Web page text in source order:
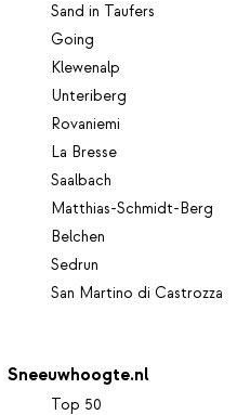
Sand in Taufers
Going
Klewenalp
Unteriberg
Rovaniemi
La Bresse
Saalbach
Matthias-Schmidt-Berg
Belchen
Sedrun
San Martino di Castrozza
Sneeuwhoogte.nl
Top 50